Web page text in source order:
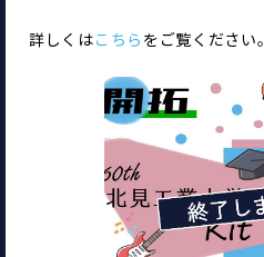
詳しくはこちら をご覧ください。